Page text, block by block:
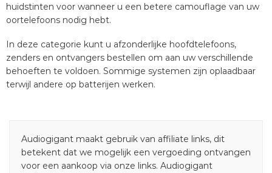
huidstinten voor wanneer u een betere camouflage van uw
oortelefoons nodig hebt.
In deze categorie kunt u afzonderlijke hoofdtelefoons,
zenders en ontvangers bestellen om aan uw verschillende
behoeften te voldoen. Sommige systemen zijn oplaadbaar
terwijl andere op batterijen werken.
Audiogigant maakt gebruik van affiliate links, dit
betekent dat we mogelijk een vergoeding ontvangen
voor een aankoop via onze links. Audiogigant